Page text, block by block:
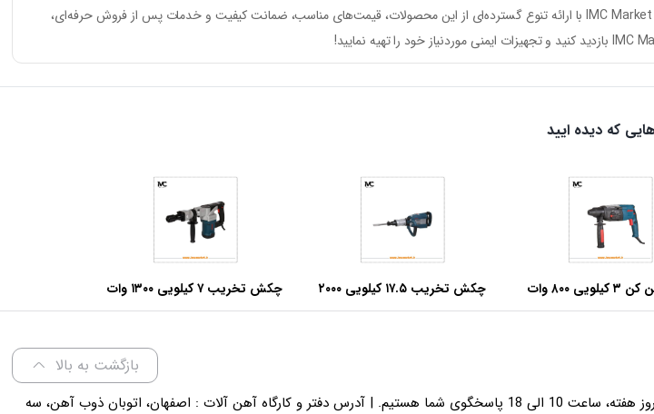
IMC Marketبا ارائه تنوع گسترده‌ای از این محصولات، قیمت‌های مناسب، ضمانت کیفیت و خدمات پس از فروش حرفه‌ای،
IMC بازدید کنید و تجهیزات ایمنی موردنیاز خود را تهیه نمایید!
که دیده ایید
دریل بتن کن ۳ کیلویی ۸۰۰ وات
آروا مدل ۵۲۷۲
چکش تخریب ۱۷.۵ کیلویی ۲۰۰۰
وات فوق صنعتی آروا مدل ۵۲۵۶
چکش تخریب ۷ کیلویی ۱۳۰۰ وات
آروا مدل ۵۲۲۴
بازگشت به بالا
هفت روز هفته، ساعت 10 الی 18 پاسخگوی شما هستیم. | آدرس دفتر و کارگاه آهن آلات : اصفهان، اتوبان ذوب آهن، سه